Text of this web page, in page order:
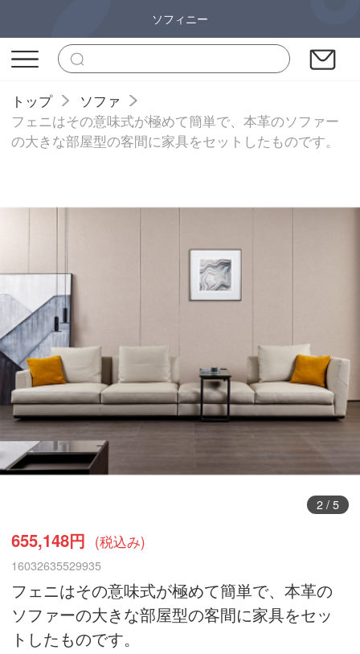
ソフィニー
トップ
ソファ
フェニはその意味式が極めて簡単で、本革のソファー
の大きな部屋型の客間に家具をセットしたものです。
3/ 5
655,148円 (税込み)
16032635529935
フェニはその意味式が極めて簡単で、本革の
ソファーの大きな部屋型の客間に家具をセッ
トしたものです。